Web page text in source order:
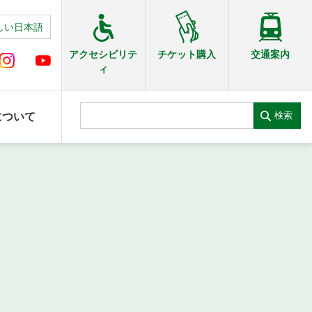
い日本語
アクセシビリテ
ィ
チケット購入 交通案内
いて 検索